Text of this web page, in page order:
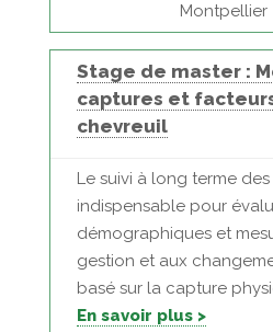
Montpellier
Stage de master :
captures et
chevreuil
Le suivi à long terme
indispensable pour
démographiques et
gestion et aux
basé sur la capture
En savoir plus >